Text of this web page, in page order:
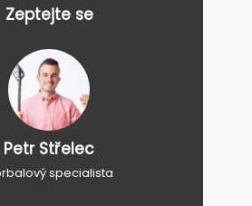
Zeptejte se
Petr Střelec
specialista